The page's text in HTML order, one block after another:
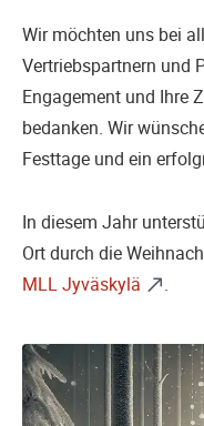
Wir möchten uns bei
Vertriebspartnern und
Engagement und Ihre
bedanken. Wir
Festtage und ein
In diesem Jahr
Ort durch die
MLL Jyväskylä
.